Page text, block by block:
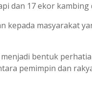
dan 17 ekor kambing
kepada masyarakat
bentuk
pemimpin dan